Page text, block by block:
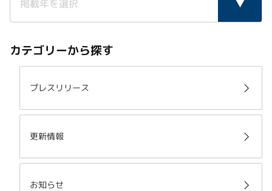
カテゴリーから探す
プレスリリース
更新情報
お知らせ